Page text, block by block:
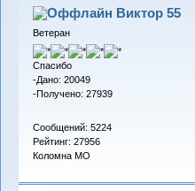
Виктор 55
Ветеран
Спасибо
-Дано: 20049
-Получено: 27939
Сообщений: 5224
Рейтинг: 27956
Коломна МО